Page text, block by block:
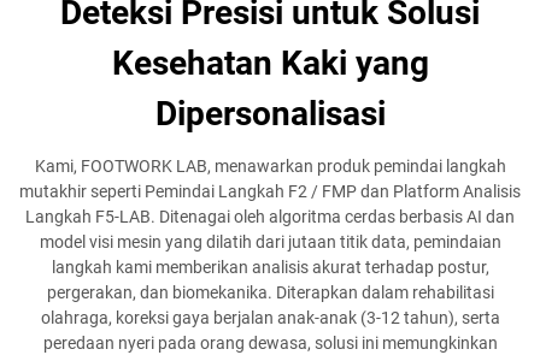
Deteksi Presisi untuk Solusi
Kesehatan Kaki yang
Dipersonalisasi
Kami, FOOTWORK LAB, menawarkan produk pemindai langkah
mutakhir seperti Pemindai Langkah F2 / FMP dan Platform Analisis
Langkah F5-LAB. Ditenagai oleh algoritma cerdas berbasis AI dan
model visi mesin yang dilatih dari jutaan titik data, pemindaian
langkah kami memberikan analisis akurat terhadap postur,
pergerakan, dan biomekanika. Diterapkan dalam rehabilitasi
olahraga, koreksi gaya berjalan anak-anak (3-12 tahun), serta
peredaan nyeri pada orang dewasa, solusi ini memungkinkan